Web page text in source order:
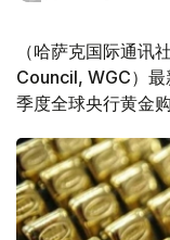
（哈萨克国际通
Council, WGC）
季度全球央行黄金